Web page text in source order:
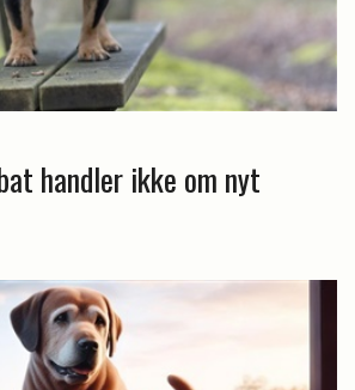
handler ikke om nyt